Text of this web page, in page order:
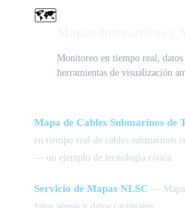
🗺️
Monitoreo en tiempo real,
herramientas de visualización
Mapa de Cables Submarinos de
en tiempo real de cables submarinos
— un ejemplo de tecnología cívica
Servicio de Mapas NLSC —